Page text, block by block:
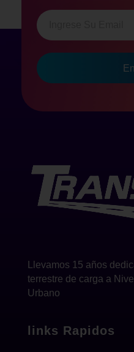
Llevamos 15 años
terrestre de carga a
Urbano
links Rapidos